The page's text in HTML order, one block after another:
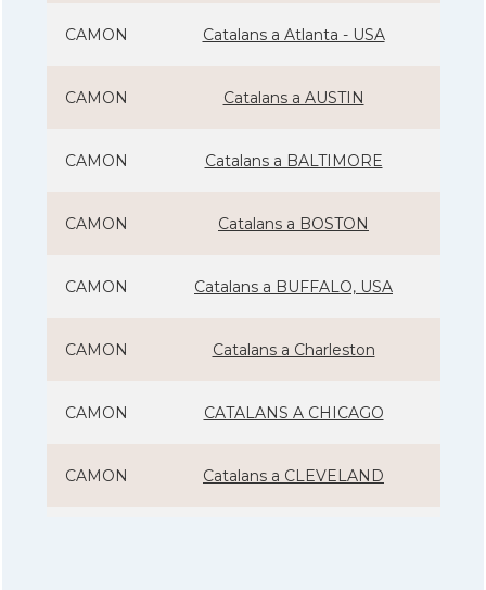
CAMON Catalans a Atlanta - USA
CAMON Catalans a AUSTIN
CAMON Catalans a BALTIMORE
CAMON Catalans a BOSTON
CAMON Catalans a BUFFALO, USA
CAMON Catalans a Charleston
CAMON CATALANS A CHICAGO
CAMON Catalans a CLEVELAND